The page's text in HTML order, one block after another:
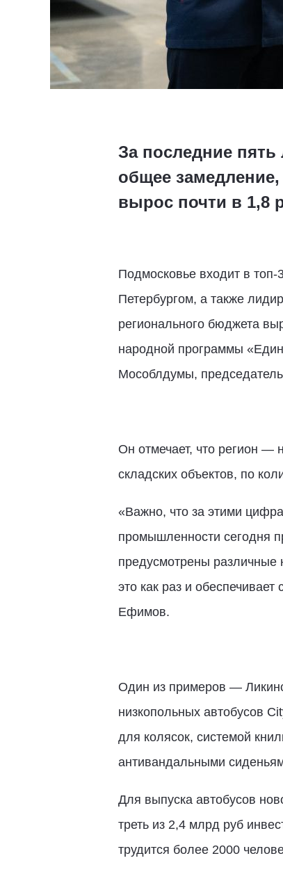
За последние пять
общее
вырос почти в 1,8
Подмосковье входит в топ-
Петербургом, а также
регионального бюджета
народной программы
Мособлдумы,
Он отмечает, что регион —
складских объектов, по
«Важно, что за этими
промышленности сегодня
предусмотрены
это как раз и
Ефимов.
Один из примеров —
низкопольных автобусов
для колясок, системой
антивандальными
Для выпуска автобусов
треть из 2,4 млрд руб
трудится более 2000